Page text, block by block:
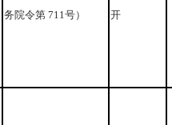
务院令第 711号） 开